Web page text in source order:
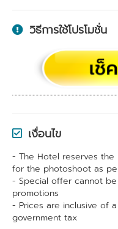
วิธีการใช้โปรโมชั่น
เงื่อนไข
- The Hotel reserves
for the photoshoot as
- Special offer cannot
promotions
- Prices are inclusive of
government tax